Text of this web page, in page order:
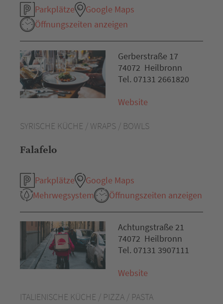
Parkplätze
Google Maps
Öffnungszeiten anzeigen
SYRISCHE KÜCHE / WRAPS / BOWLS
Falafelo
Parkplätze
Google Maps
Mehrwegsystem
Öffnungszeiten anzeigen
Gerberstraße 17
74072 Heilbronn
Tel. 07131 2661820
Website
ITALIENISCHE KÜCHE / PIZZA / PASTA
Achtungstraße 21
74072 Heilbronn
Tel. 07131 3907111
Website